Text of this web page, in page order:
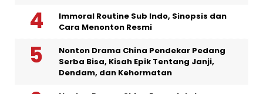
Immoral Routine Sub Indo, Sinopsis dan
Cara Menonton Resmi
Nonton Drama China Pendekar Pedang
Serba Bisa, Kisah Epik Tentang Janji,
Dendam, dan Kehormatan